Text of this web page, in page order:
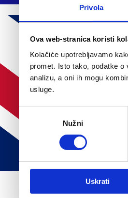
Privola
Ova web-stranica koristi
Kolačiće upotrebljavamo
promet. Isto tako, podatke
analizu, a oni ih mogu
usluge.
Nužni
Uskrati